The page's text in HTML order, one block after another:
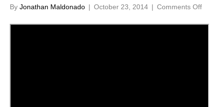
By Jonathan Maldonado | October 23, 2014 | Comments Offon
de